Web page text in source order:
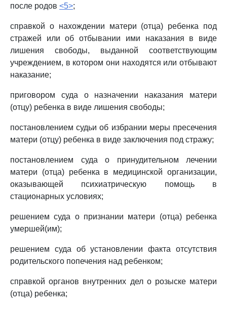
после родов <5>;
справкой о нахождении матери (отца) ребенка под
стражей или об отбывании ими наказания в виде
лишения свободы, выданной соответствующим
учреждением, в котором они находятся или отбывают
наказание;
приговором суда о назначении наказания матери
(отцу) ребенка в виде лишения свободы;
постановлением судьи об избрании меры пресечения
матери (отцу) ребенка в виде заключения под стражу;
постановлением суда о принудительном лечении
матери (отца) ребенка в медицинской организации,
оказывающей психиатрическую помощь в
стационарных условиях;
решением суда о признании матери (отца) ребенка
умершей(им);
решением суда об установлении факта отсутствия
родительского попечения над ребенком;
справкой органов внутренних дел о розыске матери
(отца) ребенка;